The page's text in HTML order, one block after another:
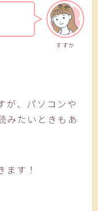
すずか
が、パソコンや
みたいときもあ
ます！